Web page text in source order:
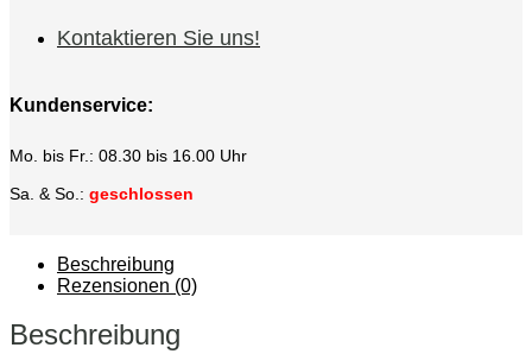
Kontaktieren Sie uns!
Kundenservice:
Mo. bis Fr.: 08.30 bis 16.00 Uhr
Sa. & So.: geschlossen
Beschreibung
Rezensionen (0)
Beschreibung